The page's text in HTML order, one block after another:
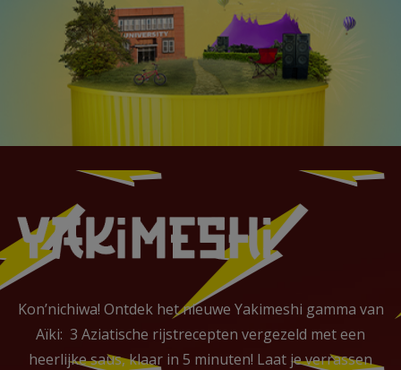
Kon’nichiwa! Ontdek het nieuwe Yakimeshi gamma van
Aïki: 3 Aziatische rijstrecepten vergezeld met een
heerlijke saus, klaar in 5 minuten! Laat je verrassen